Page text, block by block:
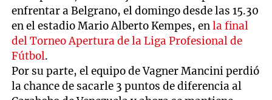
enfrentar a Belgrano, el domingo desde las 15.30
en el estadio Mario Alberto Kempes, enla final
del Torneo Apertura de la Liga Profesional de
Fútbol.
Por su parte, el equipo de Vagner Mancini perdió
la chance de sacarle 3 puntos de diferencia al